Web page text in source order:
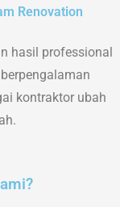
Renovation
hasil professional
kontraktor ubah